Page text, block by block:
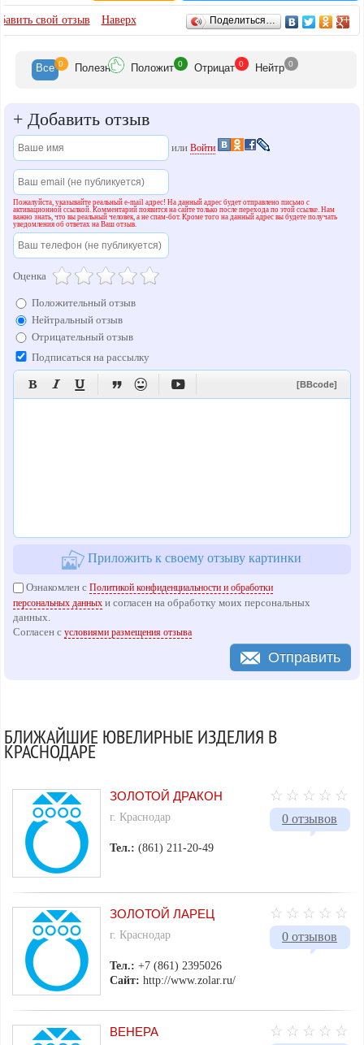
ОТЗЫВЫсвой отзыв Наверх Поделиться…
Все 0 Полезн Положит 0 Отрицат 0 Нейтр 0
+ Добавить отзыв
илиВойти
Пожалуйста, указывайте реальный e-mail адрес! На данный адрес будет отправлено письмо с
активационной ссылкой. Комментарий появится на сайте только после перехода по этой ссылке. Нам
важно знать, что вы реальный человек, а не спам-бот. Кроме того на данный адрес вы будете получать
уведомления об ответах на Ваш отзыв.
Оценка
Положительный отзыв
Нейтральный отзыв
Отрицательный отзыв
Подписаться на рассылку
      [BBcode]
Приложить к своему отзыву картинки
Ознакомлен сПолитикой конфиденциальности и обработки
персональных данных и согласен на обработку моих персональных
данных.
Согласен сусловиями размещения отзыва
Отправить
БЛИЖАЙШИЕ ЮВЕЛИРНЫЕ ИЗДЕЛИЯ В
КРАСНОДАРЕ
0 отзывов
ЗОЛОТОЙ ДРАКОН
г. Краснодар
Тел.:(861) 211-20-49
0 отзывов
ЗОЛОТОЙ ЛАРЕЦ
г. Краснодар
Тел.:+7 (861) 2395026
Сайт: http://www.zolar.ru/
ВЕНЕРА